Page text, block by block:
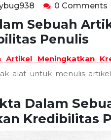
happyladybug938
0 Comments
Sebuah
Penulis
Artikel Meningkatkan
alat untuk menulis
Dalam
Kredibilitas